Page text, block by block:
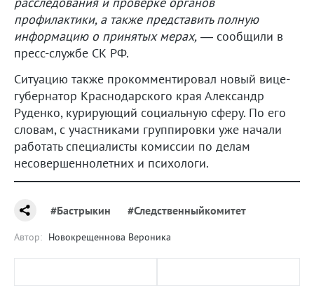
профилактики, а также представить полную
информацию о принятых мерах, — сообщили в
пресс-службе СК РФ.
Ситуацию также прокомментировал новый вице-
губернатор Краснодарского края Александр
Руденко, курирующий социальную сферу. По его
словам, с участниками группировки уже начали
работать специалисты комиссии по делам
несовершеннолетних и психологи.
#Бастрыкин #Следственныйкомитет
Автор: Новокрещеннова Вероника